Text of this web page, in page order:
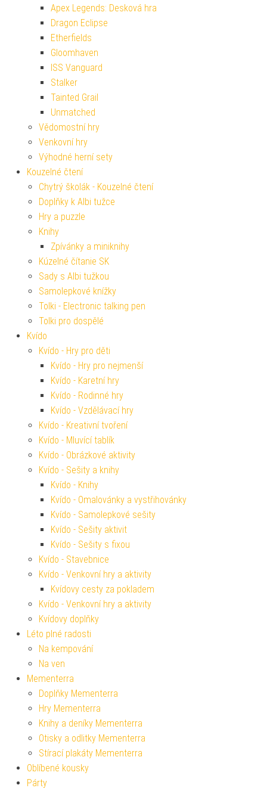
Apex Legends: Desková hra
Dragon Eclipse
Etherfields
Gloomhaven
ISS Vanguard
Stalker
Tainted Grail
Unmatched
Vědomostní hry
Venkovní hry
Výhodné herní sety
Kouzelné čtení
Chytrý školák - Kouzelné čtení
Doplňky k Albi tužce
Hry a puzzle
Knihy
Zpívánky a miniknihy
Kúzelné čítanie SK
Sady s Albi tužkou
Samolepkové knížky
Tolki - Electronic talking pen
Tolki pro dospělé
Kvído
Kvído - Hry pro děti
Kvído - Hry pro nejmenší
Kvído - Karetní hry
Kvído - Rodinné hry
Kvído - Vzdělávací hry
Kvído - Kreativní tvoření
Kvído - Mluvící tablík
Kvído - Obrázkové aktivity
Kvído - Sešity a knihy
Kvído - Knihy
Kvído - Omalovánky a vystřihovánky
Kvído - Samolepkové sešity
Kvído - Sešity aktivit
Kvído - Sešity s fixou
Kvído - Stavebnice
Kvído - Venkovní hry a aktivity
Kvídovy cesty za pokladem
Kvído - Venkovní hry a aktivity
Kvídovy doplňky
Léto plné radosti
Na kempování
Na ven
Mementerra
Doplňky Mementerra
Hry Mementerra
Knihy a deníky Mementerra
Otisky a odlitky Mementerra
Stírací plakáty Mementerra
Oblíbené kousky
Párty